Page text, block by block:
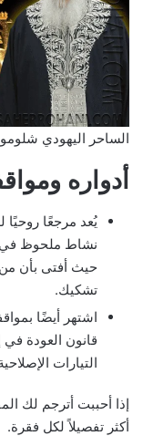
الساحر اليهودي
أدواره
يُعد مرجعًا روحيًا
نشاط ملحوظ في
حيث أفتى بأن
تشكيك.
اشتهر أيضًا
قانون العودة في
التيارات
إذا أحببت أترجم لك
أكثر تفصيلاً لكل فقرة.